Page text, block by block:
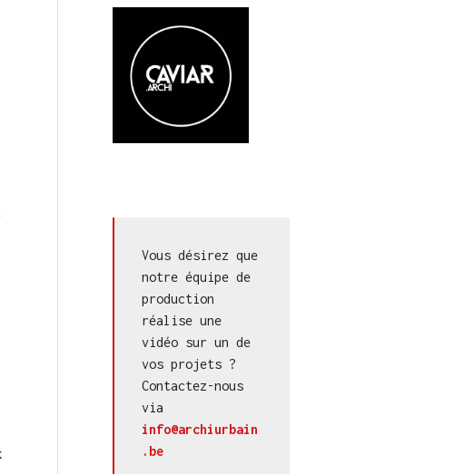
consistait… à construire moins ?
Vous désirez que
notre équipe de
production
réalise une
vidéo sur un de
vos projets ?
Contactez-nous
info@archiurbain
.be